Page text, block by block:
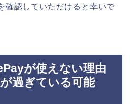
確認していただけると幸いで
が使えない理由
過ぎている可能